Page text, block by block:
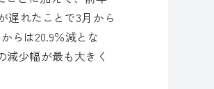
遅れたことで3月から
らは20.9％減とな
減少幅が最も大きく